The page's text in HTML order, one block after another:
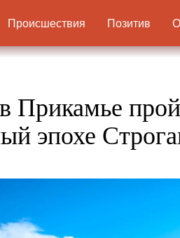
Происшествия Позитив
Прикамье
эпохе